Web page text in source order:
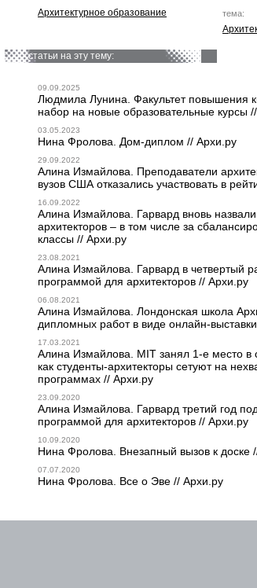
Архитектурное образование тема:
статьи на эту тему:
09.09.2025
Людмила Лунина. Факультет повышения
набор на новые образовательные курсы
03.05.2023
Нина Фролова. Дом-диплом // Архи.ру
29.09.2022
Алина Измайлова. Преподаватели
вузов США отказались участвовать в
16.09.2022
Алина Измайлова. Гарвард вновь
архитекторов – в том числе за
классы // Архи.ру
23.08.2021
Алина Измайлова. Гарвард в четвертый
программой для архитекторов // Архи.ру
06.08.2021
Алина Измайлова. Лондонская школа
дипломных работ в виде онлайн-
17.03.2021
Алина Измайлова. MIT занял 1-е место в
как студенты-архитекторы сетуют на
программах // Архи.ру
23.09.2020
Алина Измайлова. Гарвард третий год
программой для архитекторов // Архи.ру
10.09.2020
Нина Фролова. Внезапный вызов к доске
07.07.2020
Нина Фролова. Все о Эве // Архи.ру